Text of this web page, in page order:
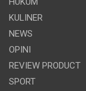
KULINER
NEWS
OPINI
REVIEW PRODUCT
SPORT